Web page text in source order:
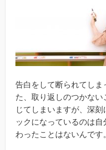
告白をして断られてしま
た、取り返しのつかな
じてしまいますが、深
ックになっているのは
わったことはないんです